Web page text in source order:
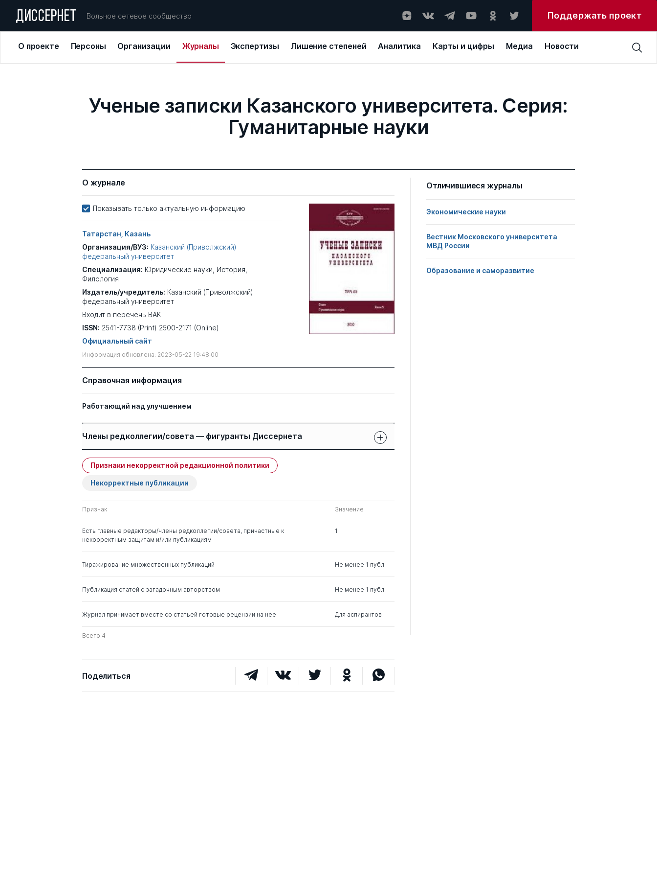
ДИССЕРНЕТ Вольное сетевое сообщество Поддержать проект
О проекте Персоны Организации Журналы Экспертизы Лишение степеней Аналитика Карты и цифры Медиа Новости
Ученые записки Казанского университета. Серия:
Гуманитарные науки
О журнале
Показывать только актуальную информацию
Татарстан, Казань
Организация/ВУЗ: Казанский (Приволжский)
федеральный университет
Специализация: Юридические науки История
Филология
Издатель/учредитель: Казанский (Приволжский)
федеральный университет
Входит в перечень ВАК
ISSN: 2541-7738 (Print) 2500-2171 (Online)
Официальный сайт
Информация обновлена: 2023-05-22 19:48:00
Справочная информация
Работающий над улучшением
Члены редколлегии/совета — фигуранты Диссернета
Имя Степень
Защиты членов РК:
свои
чужие
Ярулловна
Признаки некорректной редакционной политики
Некорректные публикации
Признак Значение
Есть главные редакторы/члены редколлегии/совета, причастные к
некорректным защитам и/или публикациям
1
Тиражирование множественных публикаций Не менее 1 публ
Публикация статей с загадочным авторством Не менее 1 публ
Журнал принимает вместе со статьей готовые рецензии на нее Для аспирантов
Всего 4
Поделиться
Отличившиеся журналы
Экономические науки
Вестник Московского университета
МВД России
Образование и саморазвитие